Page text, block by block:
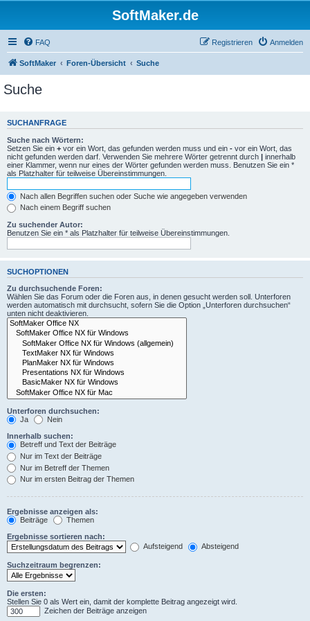
SoftMaker.de
FAQ Anmelden
Registrieren
SoftMaker Foren-Übersicht Suche
Suche
SUCHANFRAGE
Suche nach Wörtern:
Setzen Sie ein + vor ein Wort, das gefunden werden muss und ein - vor ein Wort, das
nicht gefunden werden darf. Verwenden Sie mehrere Wörter getrennt durch | innerhalb
einer Klammer, wenn nur eines der Wörter gefunden werden muss. Benutzen Sie ein *
als Platzhalter für teilweise Übereinstimmungen.
Nach allen Begriffen suchen oder Suche wie angegeben verwenden
Nach einem Begriff suchen
Zu suchender Autor:
Benutzen Sie ein * als Platzhalter für teilweise Übereinstimmungen.
SUCHOPTIONEN
Zu durchsuchende Foren:
Wählen Sie das Forum oder die Foren aus, in denen gesucht werden soll. Unterforen
werden automatisch mit durchsucht, sofern Sie die Option „Unterforen durchsuchen“
unten nicht deaktivieren.
Unterforen durchsuchen:
Ja
Nein
Innerhalb suchen:
Betreff und Text der Beiträge
Nur im Text der Beiträge
Nur im Betreff der Themen
Nur im ersten Beitrag der Themen
Ergebnisse anzeigen als:
Beiträge
Themen
Ergebnisse sortieren nach:
Aufsteigend
Absteigend
Suchzeitraum begrenzen:
Die ersten:
Stellen Sie 0 als Wert ein, damit der komplette Beitrag angezeigt wird.
Zeichen der Beiträge anzeigen